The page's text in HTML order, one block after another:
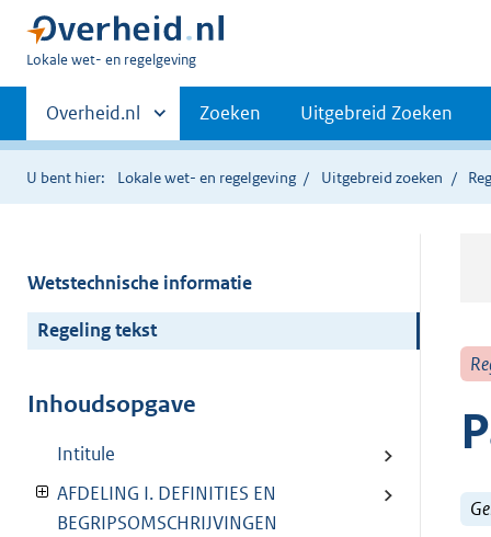
U
hier:
Lokale wet- en regelgeving
Primaire
navigatie
Andere
sites
binnen
Overheid.nl Zoeken Uitgebreid Zoeken
U bent hier: Lokale wet- en regelgeving Uitgebreid zoeken
Wetstechnische informatie
Regeling tekst
Inhoudsopgave
Intitule
AFDELING I. DEFINITIES EN
BEGRIPSOMSCHRIJVINGEN